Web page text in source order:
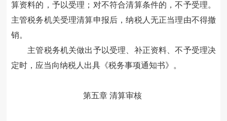
算资料的 ，予以受理；对不符合清算条件的，不予受理。
主管税务机关受理清算申报后 ，纳税人无正当理由不得撤
销。
主管税务机关做出予以受理、补正资料、不予受理决
定时，应当向纳税人 出具《税务事项通知书》。
第五章 清算审核